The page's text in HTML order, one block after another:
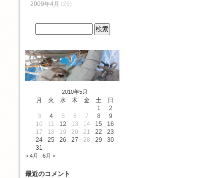
2009年4月 (26)
2010年5月
月 火 水 木 金 土
日
1
2
3
4 5 6 7 8
9
10
11 12 13 14 15
16
17
18 19 20 21 22
23
24
25 26 27 28 29
30
31
« 4月 6月 »
最近のコメント